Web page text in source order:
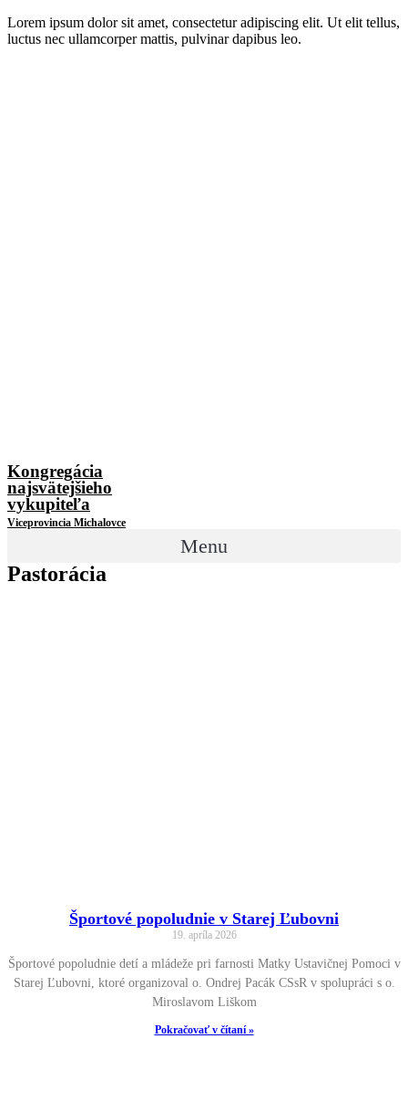
Lorem ipsum dolor sit amet, consectetur adipiscing elit. Ut elit tellus,
luctus nec ullamcorper mattis, pulvinar dapibus leo.
Kongregácia
najsvätejšieho
vykupiteľa
Viceprovincia Michalovce
Menu
Pastorácia
Športové popoludnie v Starej Ľubovni
19. apríla 2026
Športové popoludnie detí a mládeže pri farnosti Matky Ustavičnej Pomoci v
Starej Ľubovni, ktoré organizoval o. Ondrej Pacák CSsR v spolupráci s o.
Miroslavom Liškom
Pokračovať v čítaní »